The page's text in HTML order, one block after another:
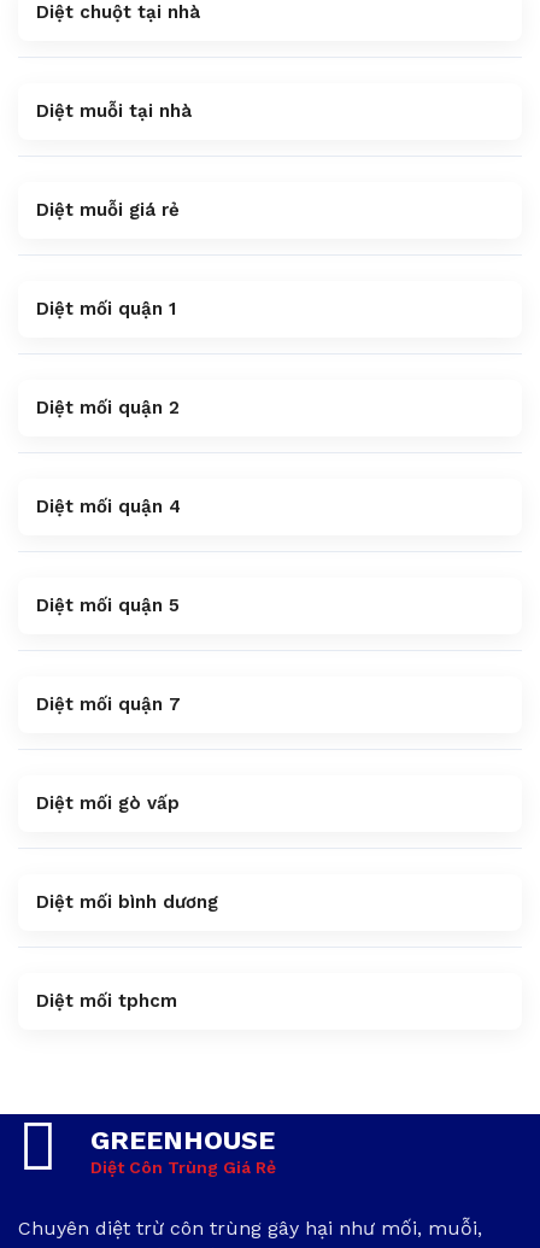
Diệt chuột tại nhà
Diệt muỗi tại nhà
Diệt muỗi giá rẻ
Diệt mối quận 1
Diệt mối quận 2
Diệt mối quận 4
Diệt mối quận 5
Diệt mối quận 7
Diệt mối gò vấp
Diệt mối bình dương
Diệt mối tphcm
GREENHOUSE
Diệt Côn Trùng Giá Rẻ
Chuyên diệt trừ côn trùng gây hại như mối, muỗi,